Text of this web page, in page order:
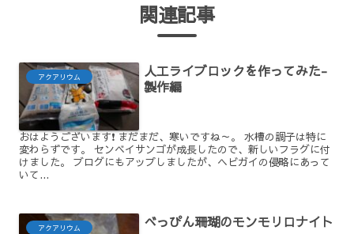
関連記事
アクアリウム
人工ライブロックを作ってみた-
製作編
おはようございます❗ まだまだ、寒いですね～。 水槽の調子は特に
変わらずです。 センベイサンゴが成長したので、新しいフラグに付
けました。 ブログにもアップしましたが、ヘビガイの侵略にあって
いて...
アクアリウム べっぴん珊瑚のモンモリロナイト